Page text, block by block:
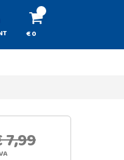
€ 0